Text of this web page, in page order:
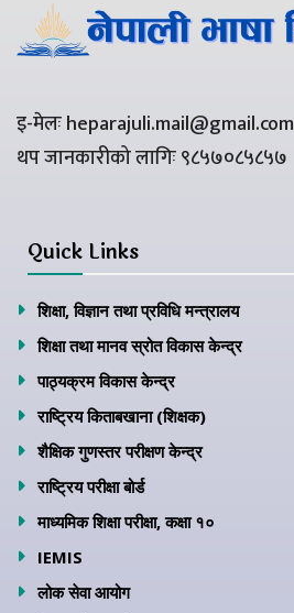
इ-मेलः heparajuli.mail@gmail.com
थप जानकारीको लागिः ९८५७०८५८५७
Quick Links
शिक्षा, विज्ञान तथा प्रविधि मन्त्रालय
शिक्षा तथा मानव स्रोत विकास केन्द्र
पाठ्यक्रम विकास केन्द्र
राष्ट्रिय किताबखाना (शिक्षक)
शैक्षिक गुणस्तर परीक्षण केन्द्र
राष्ट्रिय परीक्षा बोर्ड
माध्यमिक शिक्षा परीक्षा, कक्षा १०
IEMIS
लोक सेवा आयोग